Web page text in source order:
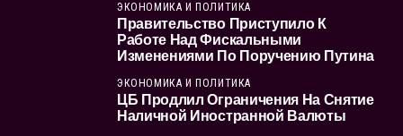
ЭКОНОМИКА И ПОЛИТИКА
Правительство Приступило К
Работе Над Фискальными
Изменениями По Поручению Путина
ЭКОНОМИКА И ПОЛИТИКА
ЦБ Продлил Ограничения На Снятие
Наличной Иностранной Валюты